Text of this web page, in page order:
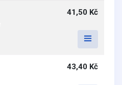
41,50 Kč
43,40 Kč